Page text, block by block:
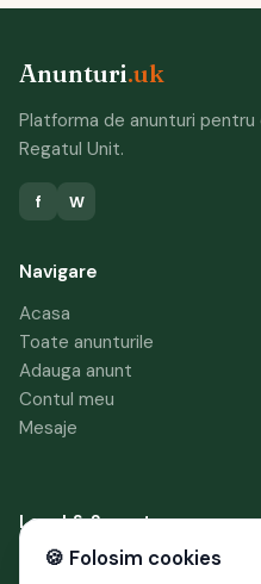
Anunturi.uk
Platforma de anunturi
Regatul Unit.
f W
Navigare
Acasa
Toate anunturile
Adauga anunt
Contul meu
Mesaje
Legal & Suport
Termeni si conditii
🍪 Folosim cookies